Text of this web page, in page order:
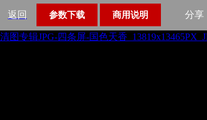
返回 参数下载 商用说明 分享